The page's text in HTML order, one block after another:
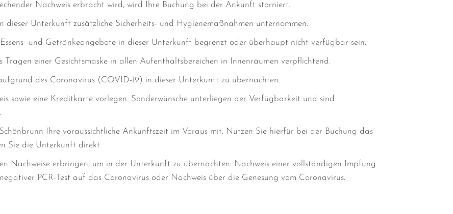
Nachweis erbracht wird, wird Ihre Buchung bei der Ankunft storniert.
Unterkunft zusätzliche Sicherheits- und Hygienemaßnahmen unternommen.
und Getränkeangebote in dieser Unterkunft begrenzt oder überhaupt nicht verfügbar sein.
einer Gesichtsmaske in allen Aufenthaltsbereichen in Innenräumen verpflichtend.
des Coronavirus (COVID-19) in dieser Unterkunft zu übernachten.
sowie eine Kreditkarte vorlegen. Sonderwünsche unterliegen der Verfügbarkeit und sind
Ihre voraussichtliche Ankunftszeit im Voraus mit. Nutzen Sie hierfür bei der Buchung das
Sie die Unterkunft direkt.
Nachweise erbringen, um in der Unterkunft zu übernachten: Nachweis einer vollständigen Impfung
PCR-Test auf das Coronavirus oder Nachweis über die Genesung vom Coronavirus.